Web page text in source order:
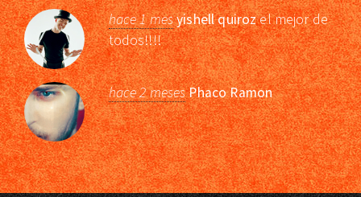
hace 1 mesyishell quirozel mejor de
todos!!!!
hace 2 mesesPhaco Ramon